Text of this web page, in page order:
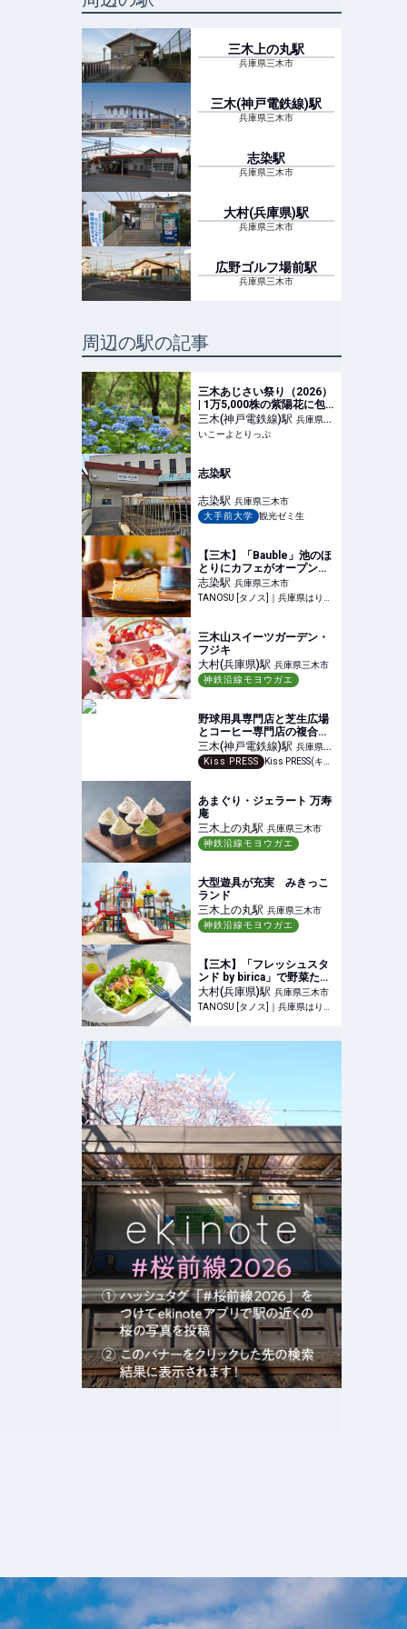
三木上の丸駅
兵庫県三木市
三木(神戸電鉄線)駅
兵庫県三木市
志染駅
兵庫県三木市
大村(兵庫県)駅
兵庫県三木市
広野ゴルフ場前駅
兵庫県三木市
周辺の駅の記事
三木あじさい祭り（2026）
| 1万5,000株の紫陽花に包
まれる約1カ月！兵庫「三
木あじさい祭り」 ライブ・
マルシェ・ワークショップ
とりっぷ
三木(神戸電鉄線)駅 兵庫県三
木市
いこーよとりっぷ
志染駅
志染駅 兵庫県三木市
大手前大学
観光ゼミ生
【三木】「Bauble」池のほ
とりにカフェがオープン！
空間も食事も“とってお
き”がいっぱい
志染駅 兵庫県三木市
TANOSU [タノス]｜兵庫県はりまエリアの地域情報サイト
三木山スイーツガーデン・
フジキ
大村(兵庫県)駅 兵庫県三木市
神鉄沿線モヨウガエ
野球用具専門店と芝生広場
とコーヒー専門店の複合施
設「kikiki PARK（キキキパ
ーク）」に行ってきまし
た 三木市
三木(神戸電鉄線)駅 兵庫県三
木市Kiss PRESS Kiss PRESS(キッスプレス) | 街を、もっと楽しもう
あまぐり・ジェラート 万寿
庵
三木上の丸駅 兵庫県三木市
神鉄沿線モヨウガエ
大型遊具が充実 みきっこ
ランド
三木上の丸駅 兵庫県三木市
神鉄沿線モヨウガエ
【三木】「フレッシュスタ
ンド by birica」で野菜たっ
ぷりサンドを♪クッキーも人
気！
大村(兵庫県)駅 兵庫県三木市
TANOSU [タノス]｜兵庫県はりまエリアの地域情報サイト